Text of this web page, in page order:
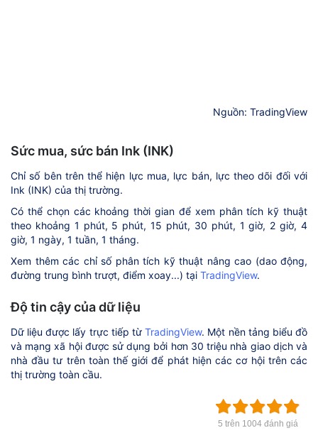
Nguồn: TradingView
Sức mua, sức bán Ink (INK)
Chỉ số bên trên thể hiện lực mua, lực bán, lực theo dõi đối với
Ink (INK) của thị trường.
Có thể chọn các khoảng thời gian để xem phân tích kỹ thuật
theo khoảng 1 phút, 5 phút, 15 phút, 30 phút, 1 giờ, 2 giờ, 4
giờ, 1 ngày, 1 tuần, 1 tháng.
Xem thêm các chỉ số phân tích kỹ thuật nâng cao (dao động,
đường trung bình trượt, điểm xoay...) tại TradingView.
Độ tin cậy của dữ liệu
Dữ liệu được lấy trực tiếp từTradingView. Một nền tảng biểu đồ
và mạng xã hội được sử dụng bởi hơn 30 triệu nhà giao dịch và
nhà đầu tư trên toàn thế giới để phát hiện các cơ hội trên các
thị trường toàn cầu.
5 trên 1004 đánh giá